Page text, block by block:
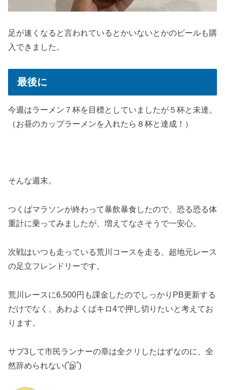
足が速くなると言われているとかいないとかのビールも購
入できました。
最後に
今週はラーメン７杯を目標としていましたが５杯と未達。
（お昼のカップラーメンを入れたら８杯と達成！）
そんな週末。
つくばマラソンが終わって暴飲暴食したので、恐る恐る体
重計に乗ってみましたが、増えてなさそうで一安心。
次戦はいつも走っている荒川コースを走る、超地元レース
の足立フレンドリーです。
荒川レースに6,500円も課金したのでしっかりPB更新する
だけでなく、あわよくばキロ4で押し切りたいと考えてお
ります。
サブ3して市民ランナーの章は全クリしたはずなのに、全
然辞められない(˚இ˚)